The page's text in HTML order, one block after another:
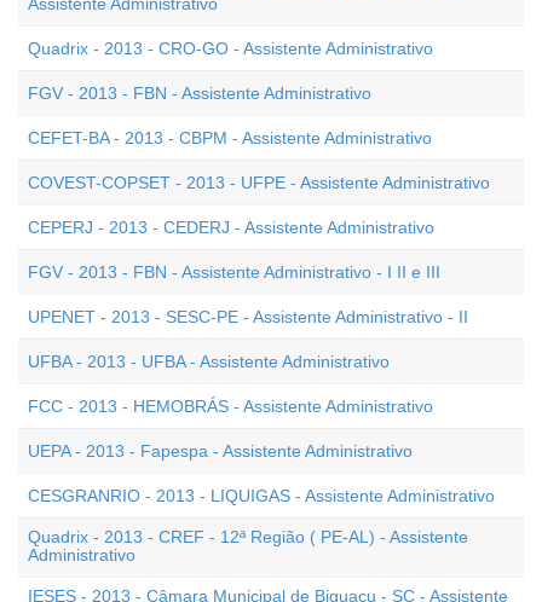
Quadrix - 2013 - CRO-GO - Assistente Administrativo
FGV - 2013 - FBN - Assistente Administrativo
CEFET-BA - 2013 - CBPM - Assistente Administrativo
COVEST-COPSET - 2013 - UFPE - Assistente Administrativo
CEPERJ - 2013 - CEDERJ - Assistente Administrativo
FGV - 2013 - FBN - Assistente Administrativo - I II e III
UPENET - 2013 - SESC-PE - Assistente Administrativo - II
UFBA - 2013 - UFBA - Assistente Administrativo
FCC - 2013 - HEMOBRÁS - Assistente Administrativo
UEPA - 2013 - Fapespa - Assistente Administrativo
CESGRANRIO - 2013 - LIQUIGAS - Assistente Administrativo
Quadrix - 2013 - CREF - 12ª Região ( PE-AL) - Assistente
Administrativo
IESES - 2013 - Câmara Municipal de Biguaçu - SC - Assistente